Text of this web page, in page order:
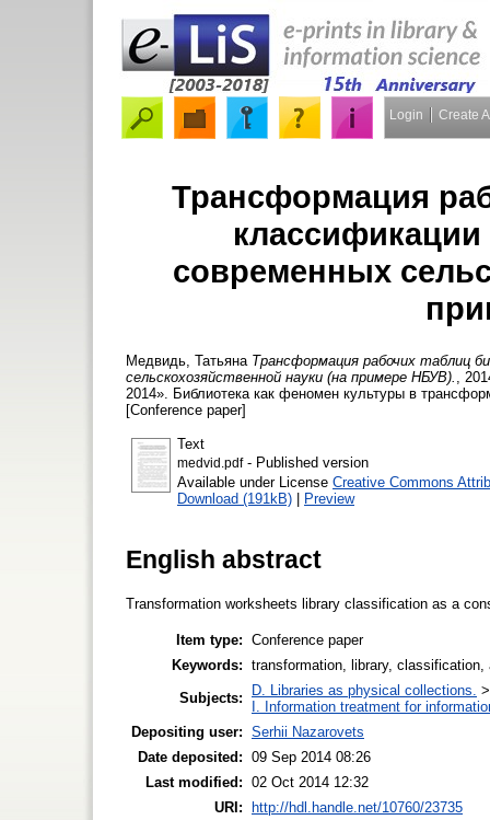
Login Create
Трансформация
современных
Медвидь, Татьяна Трансформация рабочих таблиц
сельскохозяйственной науки (на примере НБУВ).
,
2014». Библиотека как феномен культуры в
[Conference paper]
Text
medvid.pdf- Published version
Available under License Creative Commons
Download (191kB) | Preview
English abstract
Transformation worksheets library classification as a
Item type: Conference paper
Keywords: transformation, library,
Subjects:
D. Libraries as physical collections.
I. Information treatment for
Depositing user: Serhii Nazarovets
Date deposited: 09 Sep 2014 08:26
Last modified: 02 Oct 2014 12:32
URI: http://hdl.handle.net/10760/23735